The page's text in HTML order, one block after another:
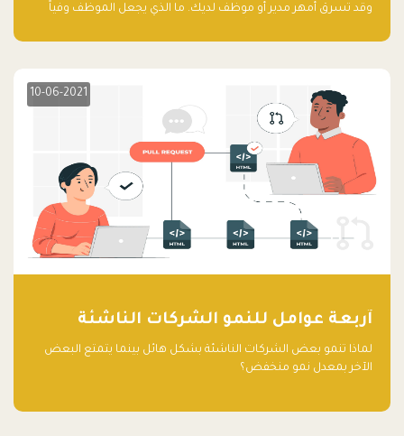
وقد تسرق أمهر مدير أو موظف لديك. ما الذي يجعل الموظف وفياً
10-06-2021
آربعة عوامل للنمو الشركات الناشئة
لماذا تنمو بعض الشركات الناشئة بشكل هائل بينما يتمتع البعض
الآخر بمعدل نمو منخفض؟